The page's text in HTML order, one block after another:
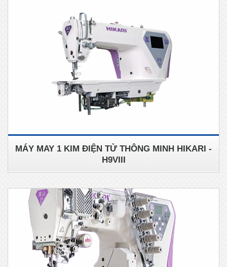
MÁY MAY 1 KIM ĐIỆN TỬ THÔNG MINH HIKARI -
H9VIII